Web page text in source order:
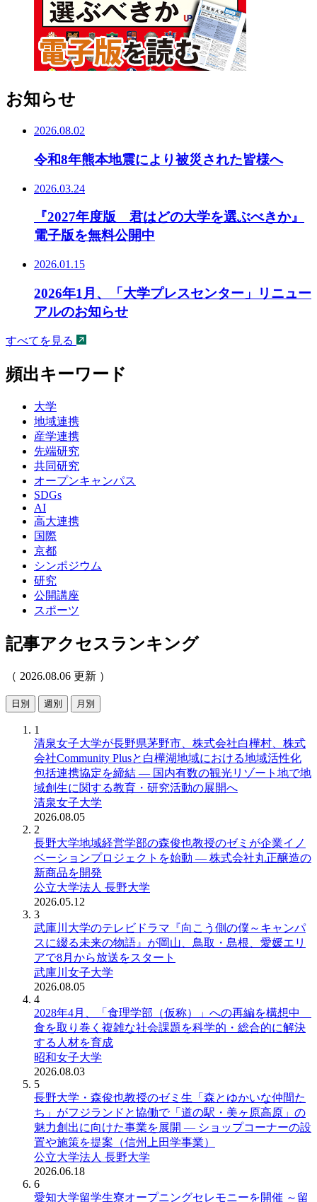
お知らせ
2026.08.02
令和8年熊本地震により被災された皆様へ
2026.03.24
『2027年度版 君はどの大学を選ぶべきか』
電子版を無料公開中
2026.01.15
2026年1月、「大学プレスセンター」リニュー
アルのお知らせ
すべてを見る
頻出キーワード
大学
地域連携
産学連携
先端研究
共同研究
オープンキャンパス
SDGs
AI
高大連携
国際
京都
シンポジウム
研究
公開講座
スポーツ
記事アクセスランキング
（ 2026.08.06 更新 ）
日別 週別 月別
1
清泉女子大学が長野県茅野市、株式会社白樺村、株式
会社Community Plusと白樺湖地域における地域活性化
包括連携協定を締結 ― 国内有数の観光リゾート地で地
域創生に関する教育・研究活動の展開へ
清泉女子大学
2026.08.05
2
長野大学地域経営学部の森俊也教授のゼミが企業イノ
ベーションプロジェクトを始動 ― 株式会社丸正醸造の
新商品を開発
公立大学法人 長野大学
2026.05.12
3
武庫川大学のテレビドラマ『向こう側の僕～キャンパ
スに綴る未来の物語』が岡山、鳥取・島根、愛媛エリ
アで8月から放送をスタート
武庫川女子大学
2026.08.05
4
2028年4月、「食理学部（仮称）」への再編を構想中
食を取り巻く複雑な社会課題を科学的・総合的に解決
する人材を育成
昭和女子大学
2026.08.03
5
長野大学・森俊也教授のゼミ生「森とゆかいな仲間た
ち」がフジランドと協働で「道の駅・美ヶ原高原」の
魅力創出に向けた事業を展開 ― ショップコーナーの設
置や施策を提案（信州上田学事業）
公立大学法人 長野大学
2026.06.18
6
愛知大学留学生寮オープニングセレモニーを開催 ～留